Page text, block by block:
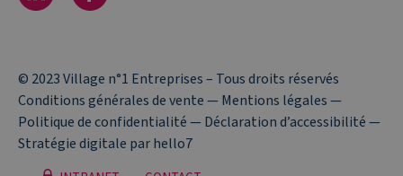
© 2023 Village n°1 Entreprises – Tous droits réservés
Conditions générales de vente— Mentions légales—
Politique de confidentialité— Déclaration d’accessibilité—
Stratégie digitale par hello7